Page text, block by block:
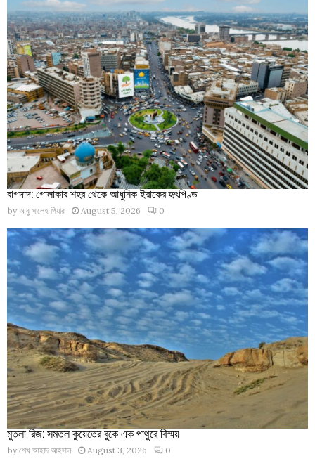
বাগদাদ: গোলাকার শহর থেকে আধুনিক ইরাকের হৃৎপিণ্ড
by আবু সালেহ পিয়ার August 5, 2026 0
মুতলা রিজ: সমতল কুয়েতের বুকে এক পাথুরে বিস্ময়
by শেখ আহাদ আহসান August 3, 2026 0